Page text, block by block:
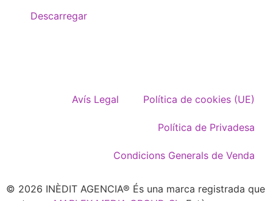
Descarregar
Avís Legal Política de cookies (UE)
Política de Privadesa
Condicions Generals de Venda
© 2026 INÈDIT AGENCIA® És una marca registrada que